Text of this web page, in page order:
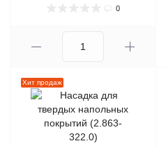
0
Хит продаж